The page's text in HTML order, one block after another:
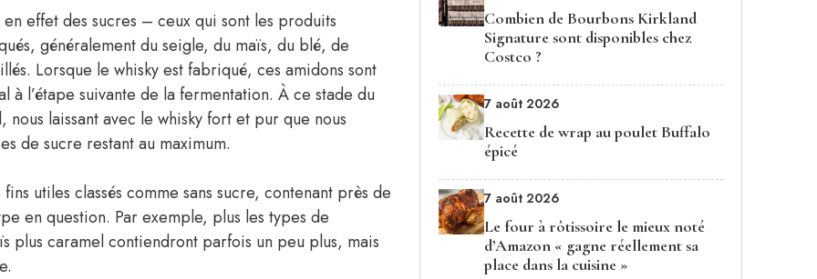
effet des sucres – ceux qui sont les produits
généralement du seigle, du maïs, du blé, de
Lorsque le whisky est fabriqué, ces amidons sont
l’étape suivante de la fermentation. À ce stade du
laissant avec le whisky fort et pur que nous
de sucre restant au maximum.
utiles classés comme sans sucre, contenant près de
en question. Par exemple, plus les types de
plus caramel contiendront parfois un peu plus, mais
Combien de Bourbons Kirkland
Signature sont disponibles chez
Costco ?
7 août 2026
Recette de wrap au poulet Buffalo
épicé
7 août 2026
Le four à rôtissoire le mieux noté
d’Amazon « gagne réellement sa
place dans la cuisine »